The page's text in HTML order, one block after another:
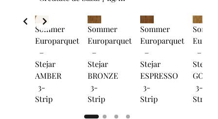
Sommer
Europarquet
–
Stejar
AMBER
3-
Strip
Sommer
Europarquet
–
Stejar
BRONZE
3-
Strip
Sommer
Europarquet
–
Stejar
ESPRESSO
3-
Strip
–
Stejar
3-
Strip